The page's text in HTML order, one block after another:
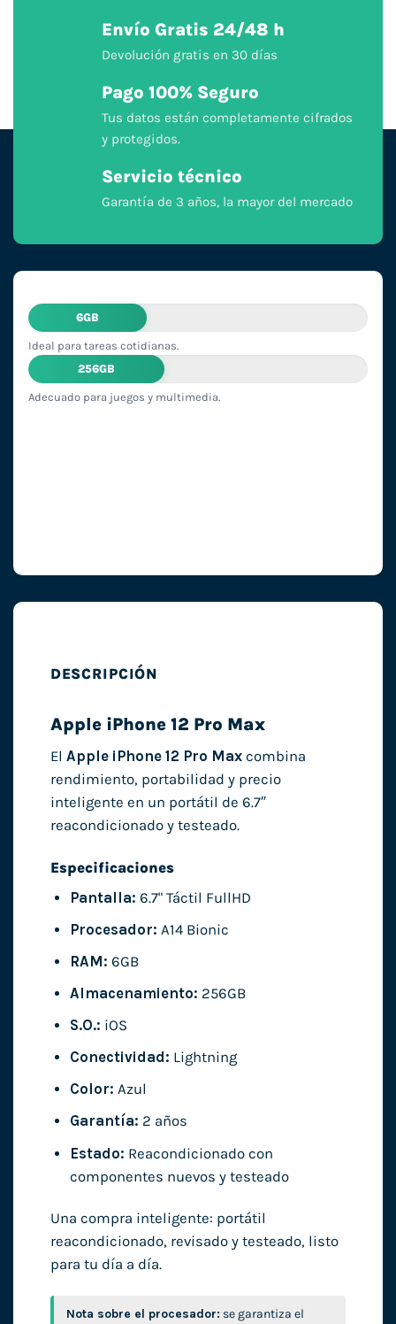
Envío Gratis 24/48 h
Devolución gratis en 30 días
Pago 100% Seguro
Tus datos están completamente cifrados
y protegidos.
Servicio técnico
Garantía de 3 años, la mayor del mercado
6GB
Ideal para tareas cotidianas.
256GB
Adecuado para juegos y multimedia.
DESCRIPCIÓN
Apple iPhone 12 Pro Max
El Apple iPhone 12 Pro Maxcombina
rendimiento, portabilidad y precio
inteligente en un portátil de 6.7″
reacondicionado y testeado.
Especificaciones
Pantalla: 6.7" Táctil FullHD
Procesador: A14 Bionic
RAM: 6GB
Almacenamiento: 256GB
S.O.: iOS
Conectividad: Lightning
Color: Azul
Garantía: 2 años
Estado: Reacondicionado con
componentes nuevos y testeado
Una compra inteligente: portátil
reacondicionado, revisado y testeado, listo
para tu día a día.
Nota sobre el procesador: se garantiza el